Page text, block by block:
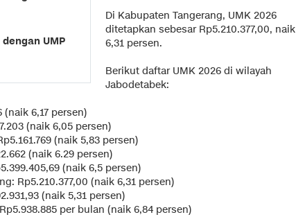
UMP
Di Kabupaten Tangerang, UMK 2026
ditetapkan sebesar Rp5.210.377,00, naik
6,31 persen.
Berikut daftar UMK 2026 di wilayah
Jabodetabek:
(naik 6,17 persen)
(naik 6,05 persen)
(naik 5,83 persen)
(naik 6.29 persen)
(naik 6,5 persen)
Rp5.210.377,00 (naik 6,31 persen)
(naik 5,31 persen)
per bulan (naik 6,84 persen)